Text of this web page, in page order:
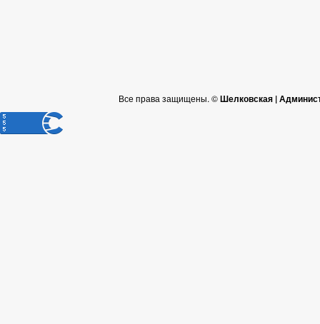
Все права защищены. ©Шелковская |